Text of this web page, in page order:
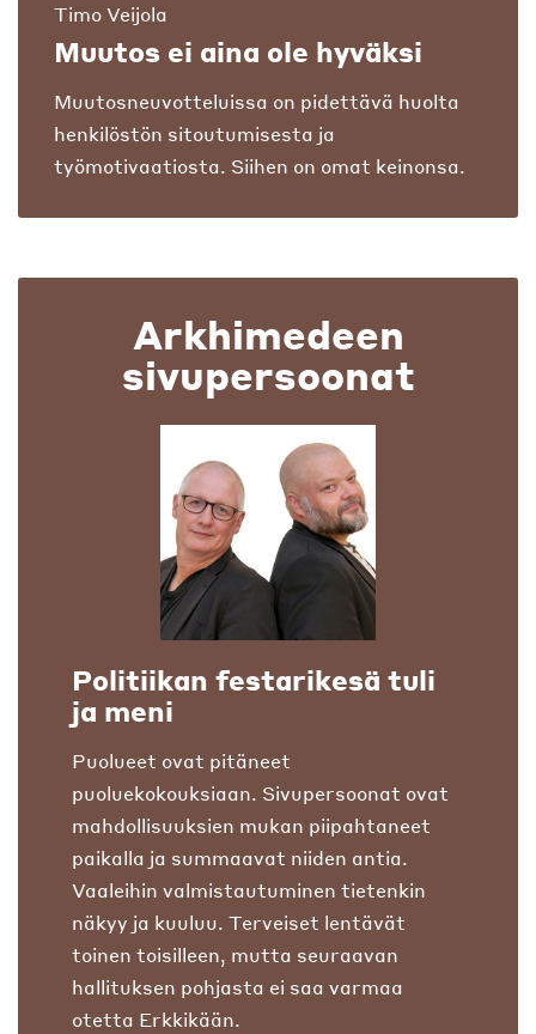
Timo Veijola
Muutos ei aina ole hyväksi
Muutosneuvotteluissa on pidettävä huolta
henkilöstön sitoutumisesta ja
työmotivaatiosta. Siihen on omat keinonsa.
Arkhimedeen
sivupersoonat
Politiikan festarikesä tuli
ja meni
Puolueet ovat pitäneet
puoluekokouksiaan. Sivupersoonat ovat
mahdollisuuksien mukan piipahtaneet
paikalla ja summaavat niiden antia.
Vaaleihin valmistautuminen tietenkin
näkyy ja kuuluu. Terveiset lentävät
toinen toisilleen, mutta seuraavan
hallituksen pohjasta ei saa varmaa
otetta Erkkikään.